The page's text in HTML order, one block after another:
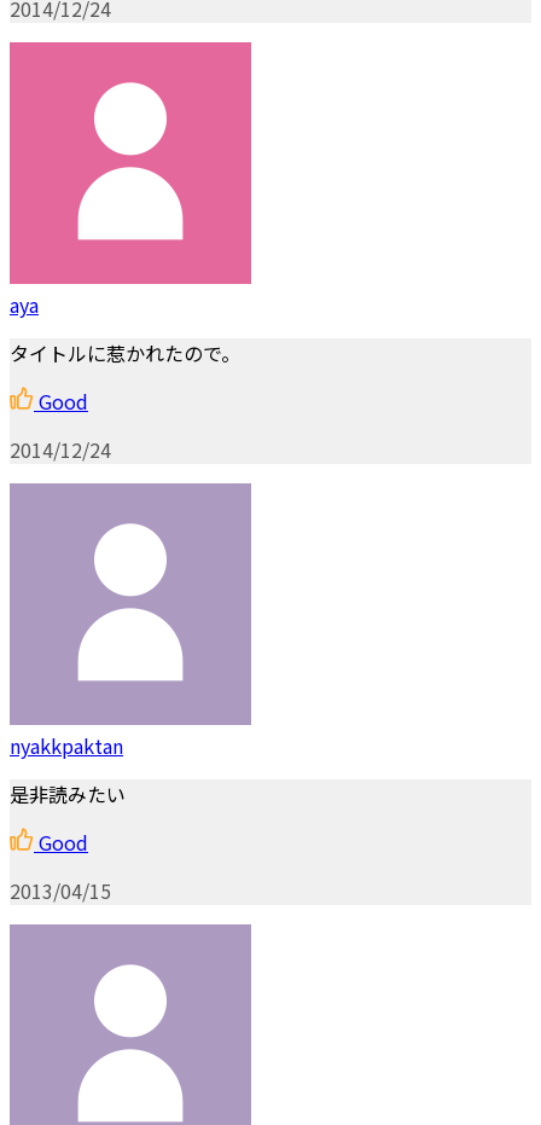
2014/12/24
aya
タイトルに惹かれたので。
Good
2014/12/24
nyakkpaktan
是非読みたい
Good
2013/04/15